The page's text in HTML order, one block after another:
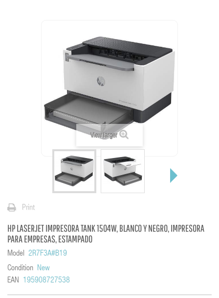
View larger
Print
HP LASERJET IMPRESORA TANK 1504W, BLANCO Y NEGRO, IMPRESORA
PARA EMPRESAS, ESTAMPADO
Model 2R7F3A#B19
Condition New
EAN
195908727538